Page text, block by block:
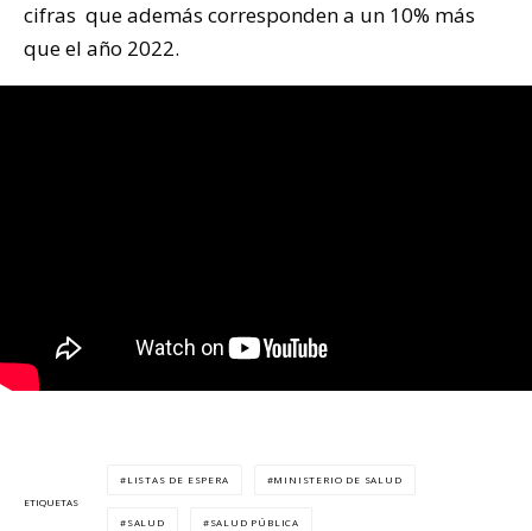
cifras que además corresponden a un 10% más
que el año 2022.
ETIQUETAS
LISTAS DE ESPERA MINISTERIO DE SALUD
SALUD SALUD PÚBLICA